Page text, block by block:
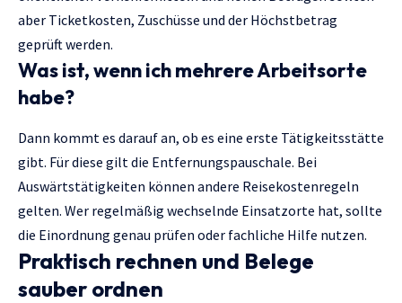
aber Ticketkosten, Zuschüsse und der Höchstbetrag
geprüft werden.
Was ist, wenn ich mehrere Arbeitsorte
habe?
Dann kommt es darauf an, ob es eine erste Tätigkeitsstätte
gibt. Für diese gilt die Entfernungspauschale. Bei
Auswärtstätigkeiten können andere Reisekostenregeln
gelten. Wer regelmäßig wechselnde Einsatzorte hat, sollte
die Einordnung genau prüfen oder fachliche Hilfe nutzen.
Praktisch rechnen und Belege
sauber ordnen